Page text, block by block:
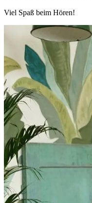
Viel Spaß beim Hören!